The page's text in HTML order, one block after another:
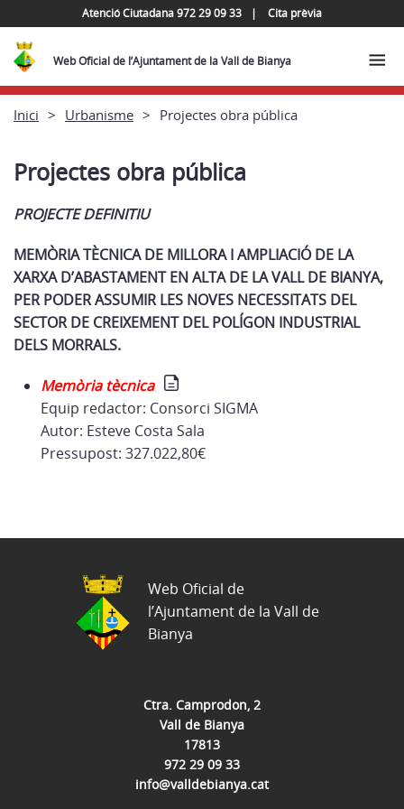
Atenció Ciutadana 972 29 09 33 Cita prèvia
Web Oficial de l’Ajuntament de la Vall de Bianya
Inici Urbanisme Projectes obra pública
Projectes obra pública
PROJECTE DEFINITIU
MEMÒRIA TÈCNICA DE MILLORA I AMPLIACIÓ DE LA
XARXA D’ABASTAMENT EN ALTA DE LA VALL DE BIANYA,
PER PODER ASSUMIR LES NOVES NECESSITATS DEL
SECTOR DE CREIXEMENT DEL POLÍGON INDUSTRIAL
DELS MORRALS.
Memòria tècnica
Equip redactor: Consorci SIGMA
Autor: Esteve Costa Sala
Pressupost: 327.022,80€
Ctra. Camprodon, 2
Vall de Bianya
17813
972 29 09 33
info@valldebianya.cat
Web Oficial de
l’Ajuntament de la Vall de
Bianya